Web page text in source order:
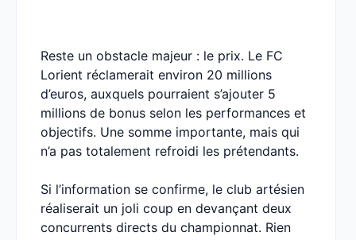
Reste un obstacle majeur : le prix. Le FC
Lorient réclamerait environ 20 millions
d’euros, auxquels pourraient s’ajouter 5
millions de bonus selon les performances et
objectifs. Une somme importante, mais qui
n’a pas totalement refroidi les prétendants.
Si l’information se confirme, le club artésien
réaliserait un joli coup en devançant deux
concurrents directs du championnat. Rien